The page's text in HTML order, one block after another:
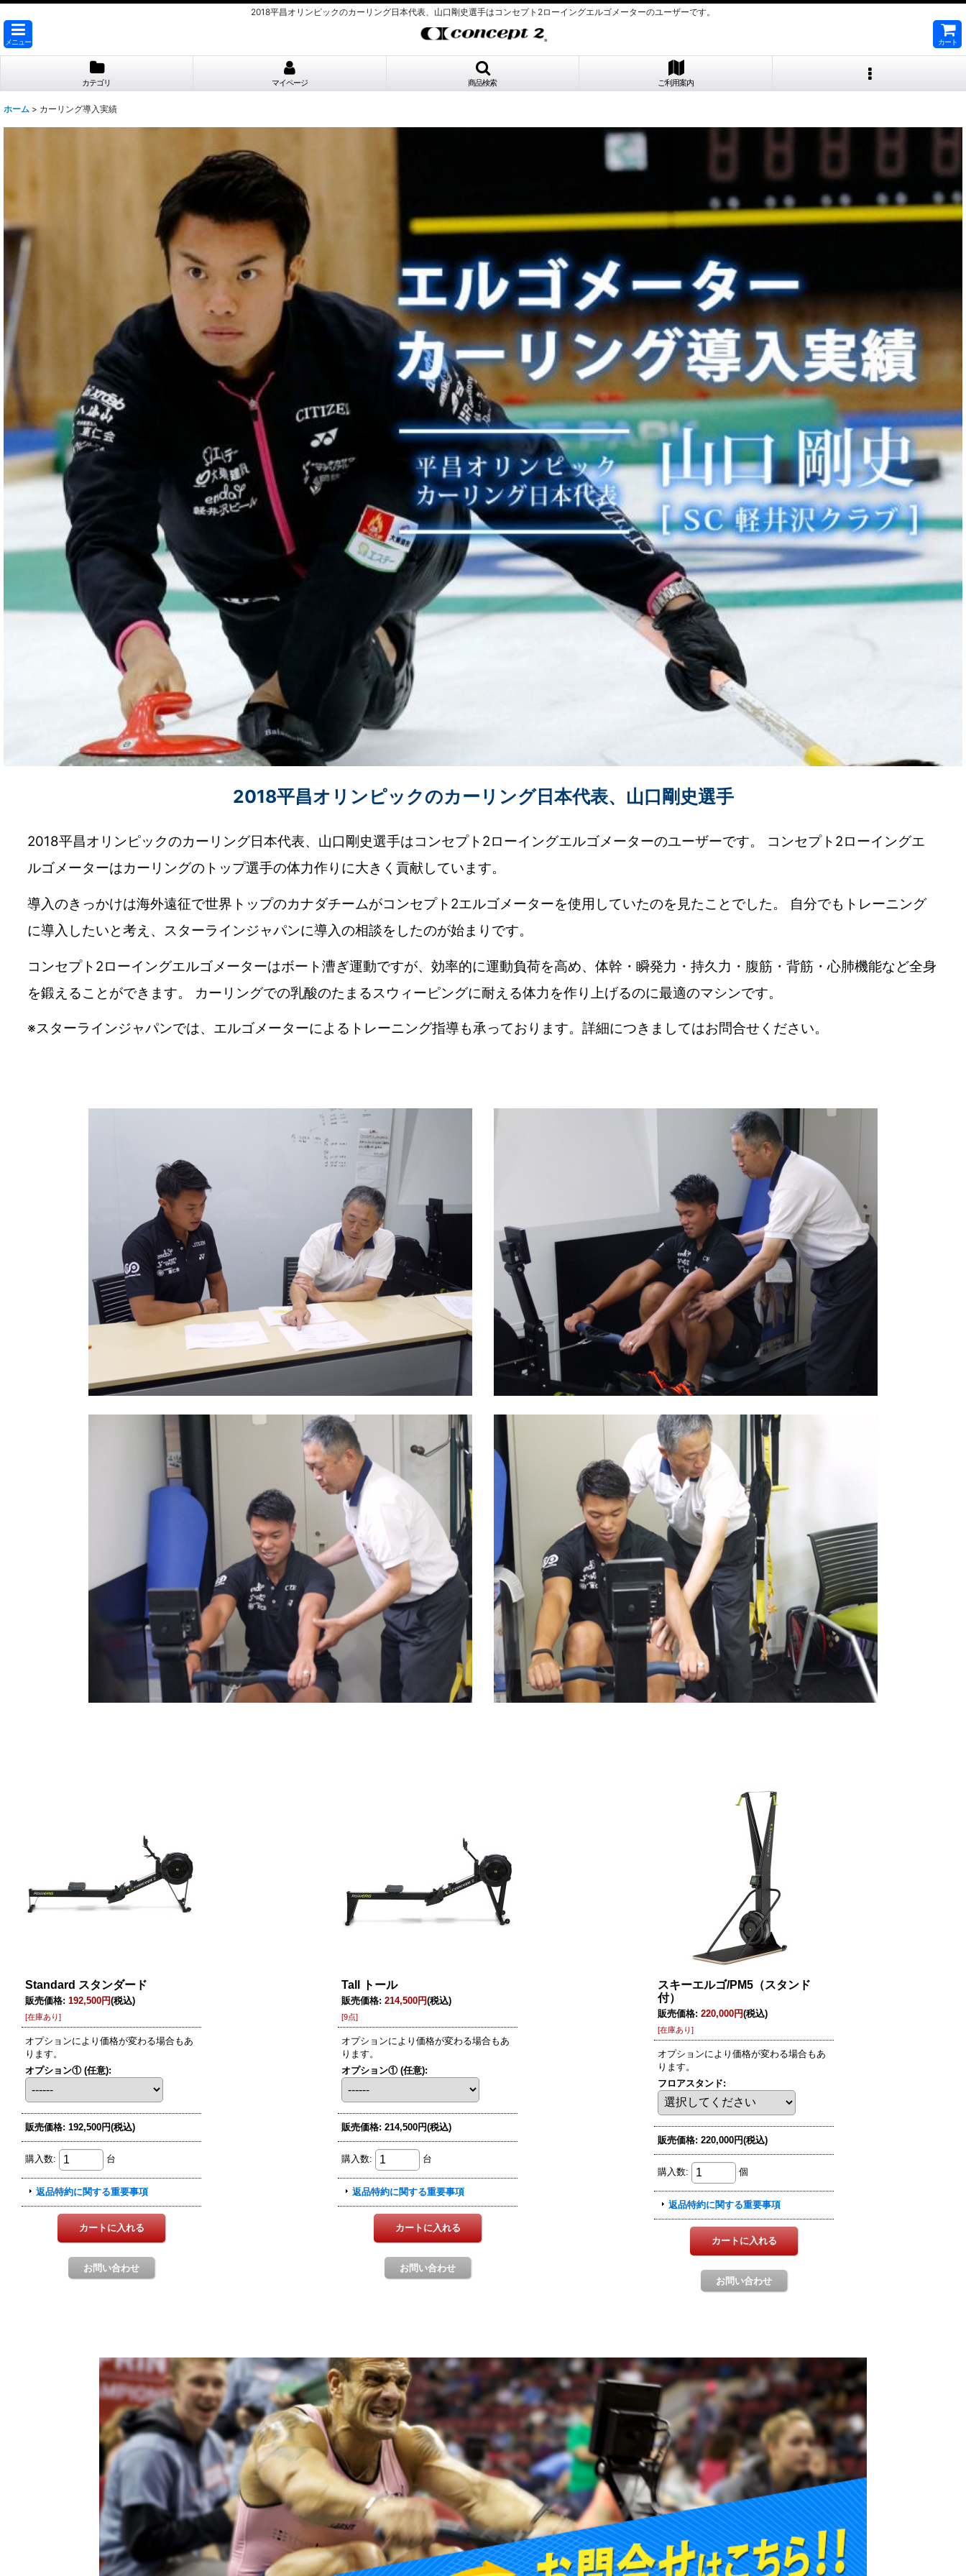
2018平昌オリンピックのカーリング日本代表、山口剛史選手はコンセプト2ローイングエルゴメーターのユーザーです。
メニュー カート
カテゴリ マイページ 商品検索 ご利用案内
ホーム > カーリング導入実績
2018平昌オリンピックのカーリング日本代表、山口剛史選手
2018平昌オリンピックのカーリング日本代表、山口剛史選手はコンセプト2ローイングエルゴメーターのユーザーです。 コンセプト2ローイングエ
ルゴメーターはカーリングのトップ選手の体力作りに大きく貢献しています。
導入のきっかけは海外遠征で世界トップのカナダチームがコンセプト2エルゴメーターを使用していたのを見たことでした。 自分でもトレーニング
に導入したいと考え、スターラインジャパンに導入の相談をしたのが始まりです。
コンセプト2ローイングエルゴメーターはボート漕ぎ運動ですが、効率的に運動負荷を高め、体幹・瞬発力・持久力・腹筋・背筋・心肺機能など全身
を鍛えることができます。 カーリングでの乳酸のたまるスウィーピングに耐える体力を作り上げるのに最適のマシンです。
※スターラインジャパンでは、エルゴメーターによるトレーニング指導も承っております。詳細につきましてはお問合せください。